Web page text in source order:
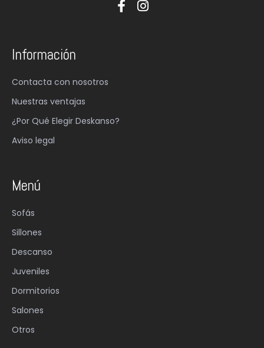
Información
Contacta con nosotros
Nuestras ventajas
¿Por Qué Elegir Deskanso?
Aviso legal
Menú
Sofás
Sillones
Descanso
Juveniles
Dormitorios
Salones
Otros